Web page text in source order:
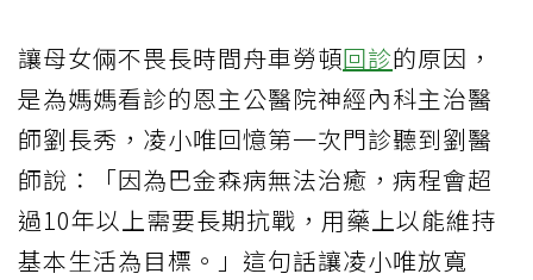
讓母女倆不畏長時間舟車勞頓回診的原因，
是為媽媽看診的恩主公醫院神經內科主治醫
師劉長秀，凌小唯回憶第一次門診聽到劉醫
師說：「因為巴金森病無法治癒，病程會超
過10年以上需要長期抗戰，用藥上以能維持
基本生活為目標。」這句話讓凌小唯放寬